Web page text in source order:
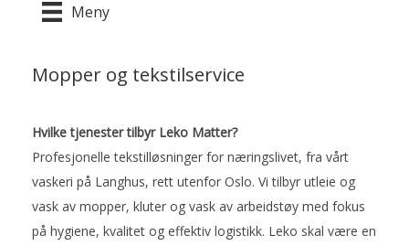
Meny
Mopper og tekstilservice
Hvilke tjenester tilbyr Leko Matter?
Profesjonelle tekstilløsninger for næringslivet, fra vårt
vaskeri på Langhus, rett utenfor Oslo. Vi tilbyr utleie og
vask av mopper, kluter og vask av arbeidstøy med fokus
på hygiene, kvalitet og effektiv logistikk. Leko skal være en